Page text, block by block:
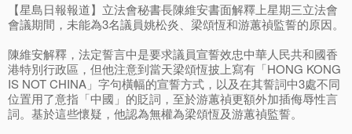
【星島日報報道】立法會秘書長陳維安書面解釋上星期三立法會
會議期間，未能為3名議員姚松炎、梁頌恆和游蕙禎監誓的原因。
陳維安解釋，法定誓言中是要求議員宣誓效忠中華人民共和國香
港特別行政區，但他注意到當天梁頌恆披上寫有「HONG KONG
IS NOT CHINA」字句橫幅的宣誓方式，以及在其誓詞中3處不同
位置用了意指「中國」的貶詞，至於游蕙禎更額外加插侮辱性言
詞。基於這些懷疑，他認為無權為梁頌恆及游蕙禎監誓。